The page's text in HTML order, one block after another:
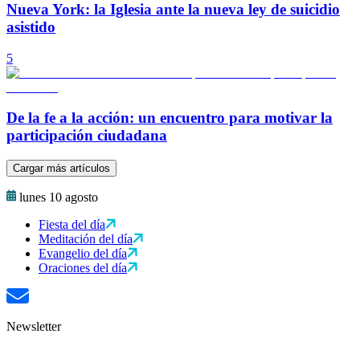
Nueva York: la Iglesia ante la nueva ley de suicidio
asistido
5
De la fe a la acción: un encuentro para motivar la
participación ciudadana
Cargar más artículos
lunes 10 agosto
Fiesta del día
Meditación del día
Evangelio del día
Oraciones del día
Newsletter